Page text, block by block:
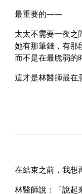
最重要的——
太太不需要一夜之
她有那筆錢，有那
而不是在最脆弱的
這才是林醫師最在
在結束之前，我想
林醫師說：「說起